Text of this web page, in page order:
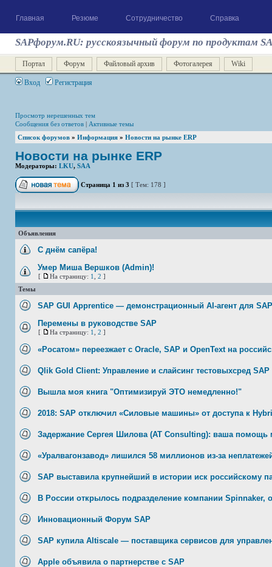
Главная Резюме Сотрудничество Справка
SAPфорум.RU: русскоязычный форум по продуктам
Портал Форум Файловый архив Фотогалерея Wiki
Вход Регистрация
Просмотр нерешенных тем
Сообщения без ответов | Активные темы
Список форумов » Информация » Новости на рынке ERP
Новости на рынке ERP
Модераторы: LKU, SAA
Страница 1 из 3 [ Тем: 178 ]
Объявления
С днём сапёра!
Умер Миша Вершков (Admin)!
[ На страницу: 1 2 ]
Темы
SAP GUI Apprentice — демонстрационный AI-агент для
Перемены в руководстве SAP
[ На страницу: 1 2 ]
«Росатом» переезжает с Oracle, SAP и OpenText на
Qlik Gold Client: Управление и слайсинг тестовыхсред
Вышла моя книга "Оптимизируй ЭТО немедленно!"
2018: SAP отключил «Силовые машины» от доступа к
Задержание Сергея Шилова (AT Consulting): ваша помощь
«Уралвагонзавод» лишился 58 миллионов из-за
SAP выставила крупнейший в истории иск российскому
В России открылось подразделение компании
Инновационный Форум SAP
SAP купила Altiscale — поставщика сервисов для
Apple объявила о партнерстве с SAP